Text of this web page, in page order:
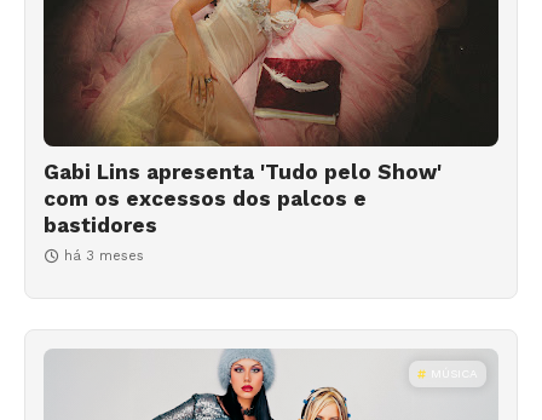
Gabi Lins apresenta 'Tudo pelo Show'
com os excessos dos palcos e
bastidores
há 3 meses
MÚSICA